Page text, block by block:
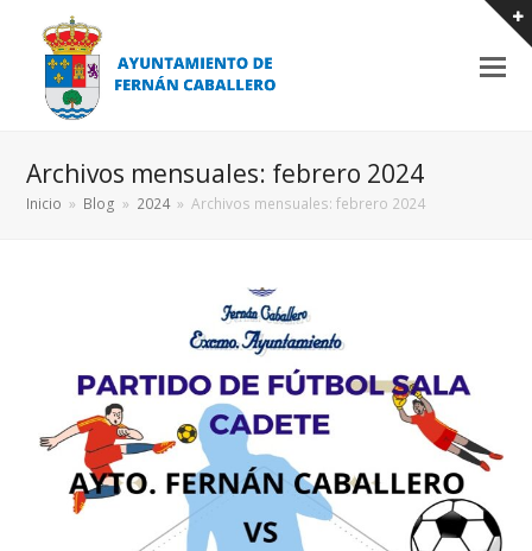
Archivos mensuales: febrero 2024
Inicio » Blog » 2024 » Archivos mensuales: febrero 2024